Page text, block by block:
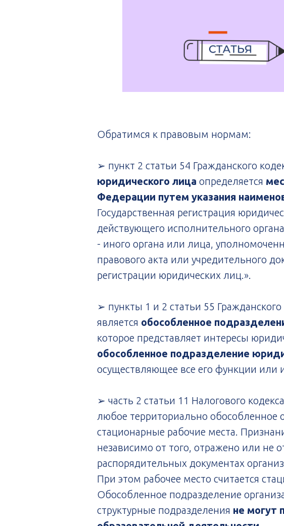
Обратимся к правовым нормам:
➢ пункт 2 статьи 54 Гражданского
юридического лица определяется
Федерации путем указания
Государственная регистрация
действующего исполнительного
- иного органа или лица,
правового акта или учредительного
регистрации юридических лиц.».
➢ пункты 1 и 2 статьи 55
является обособленное
которое представляет интересы
обособленное подразделение
осуществляющее все его функции или
➢ часть 2 статьи 11 Налогового
любое территориально обособленное
стационарные рабочие места.
независимо от того, отражено или не
распорядительных документах
При этом рабочее место считается
Обособленное подразделение
структурные подразделения не могут